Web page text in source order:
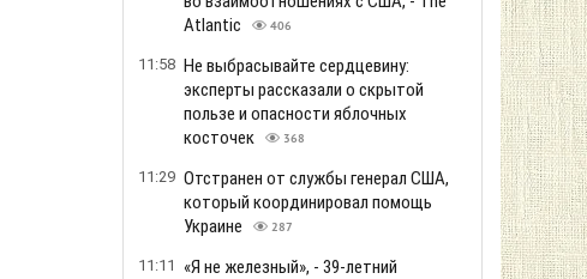
Atlantic
406
11:58 Не выбрасывайте сердцевину:
эксперты рассказали о скрытой
пользе и опасности яблочных
косточек
368
11:29 Отстранен от службы генерал США,
который координировал помощь
Украине
287
11:11
«Я не железный», - 39-летний